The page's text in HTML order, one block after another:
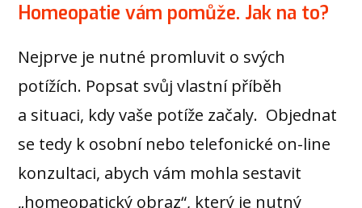
Homeopatie vám pomůže. Jak na to?
Nejprve je nutné promluvit o svých
potížích. Popsat svůj vlastní příběh
a situaci, kdy vaše potíže začaly. Objednat
se tedy k osobní nebo telefonické on-line
konzultaci, abych vám mohla sestavit
„homeopatický obraz“, který je nutný